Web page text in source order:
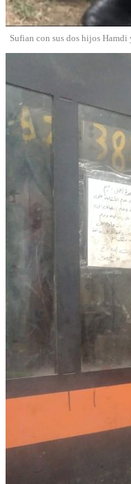
Sufian con sus dos hijos